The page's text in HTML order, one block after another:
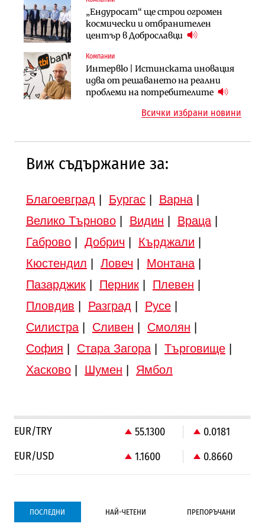
„Ендуросат“ ще строи огромен
космически и отбранителен
център в Доброславци
Компании
Интервю | Истинската иновация
идва от решаването на реални
проблеми на потребителите
Компании
„Хювефарма“ подписа договор за
придобиване на Euroapi Italy
Инфраструктура
АПИ възложи промяната на
парцеларния план за
Публични финанси
След 20 години застой: Данъчните
оценки на имотите може да бъдат
Инфраструктура
Вторият мост над Варненското
езеро става част от бъдещата
Всички избрани новини
Виж съдържание за:
Благоевград Бургас| Варна|
Велико Търново| Видин Враца|
Габрово| Добрич Кърджали
Кюстендил
Ловеч Монтана|
Пазарджик| Перник| Плевен
Пловдив
Разград Русе|
Силистра| Сливен Смолян
София
Стара Загора| Търговище|
Хасково| Шумен Ямбол
EUR/TRY 55.1300
0.0181
EUR/USD
1.1600 0.8660
ПОСЛЕДНИ НАЙ-ЧЕТЕНИ ПРЕПОРЪЧАНИ